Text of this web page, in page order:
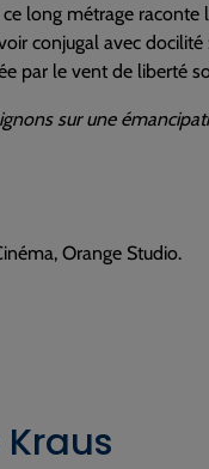
long métrage
conjugal avec
par le vent de
sur une
Orange Studio.